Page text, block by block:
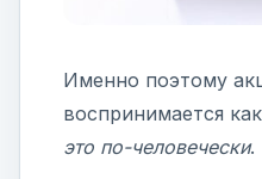
Именно поэтому
воспринимается
это по-человечески.